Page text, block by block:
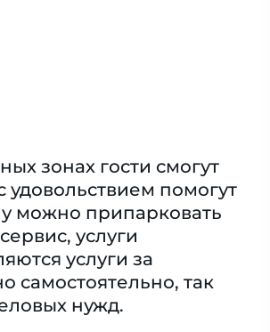
зонах гости смогут
удовольствием помогут
можно припарковать
услуги
услуги за
самостоятельно, так
нужд.